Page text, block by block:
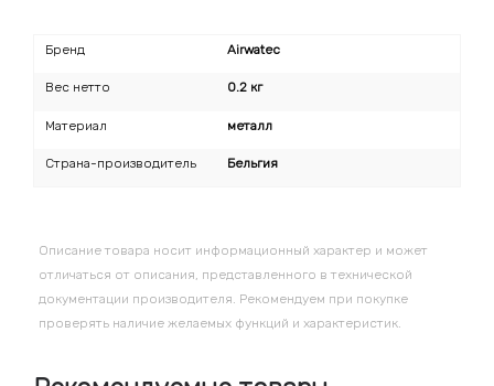
Бренд Airwatec
Вес нетто 0.2 кг
Материал металл
Страна-производитель Бельгия
Описание товара носит информационный характер и может
отличаться от описания, представленного в технической
документации производителя. Рекомендуем при покупке
проверять наличие желаемых функций и характеристик.